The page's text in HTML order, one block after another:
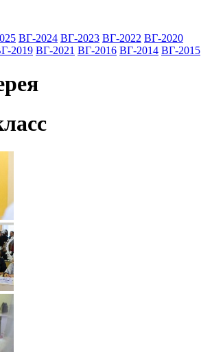
ВГ-2024 ВГ-2023 ВГ-2022 ВГ-2020
2019 ВГ-2021 ВГ-2016 ВГ-2014 ВГ-2015